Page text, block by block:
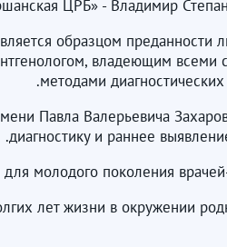
ЦРБ» - Владимир
образцом преданности
владеющим всеми
методами
Павла Валерьевича
диагностику и раннее
молодого поколения
лет жизни в окружении